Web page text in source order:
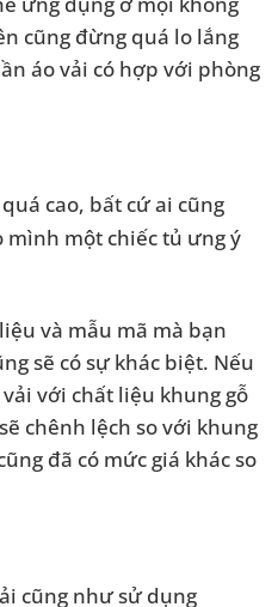
cũng đừng quá lo lắng
áo vải có hợp với phòng
cao, bất cứ ai cũng
mình một chiếc tủ ưng ý
và mẫu mã mà bạn
sẽ có sự khác biệt. Nếu
với chất liệu khung gỗ
chênh lệch so với khung
đã có mức giá khác so
cũng như sử dụng